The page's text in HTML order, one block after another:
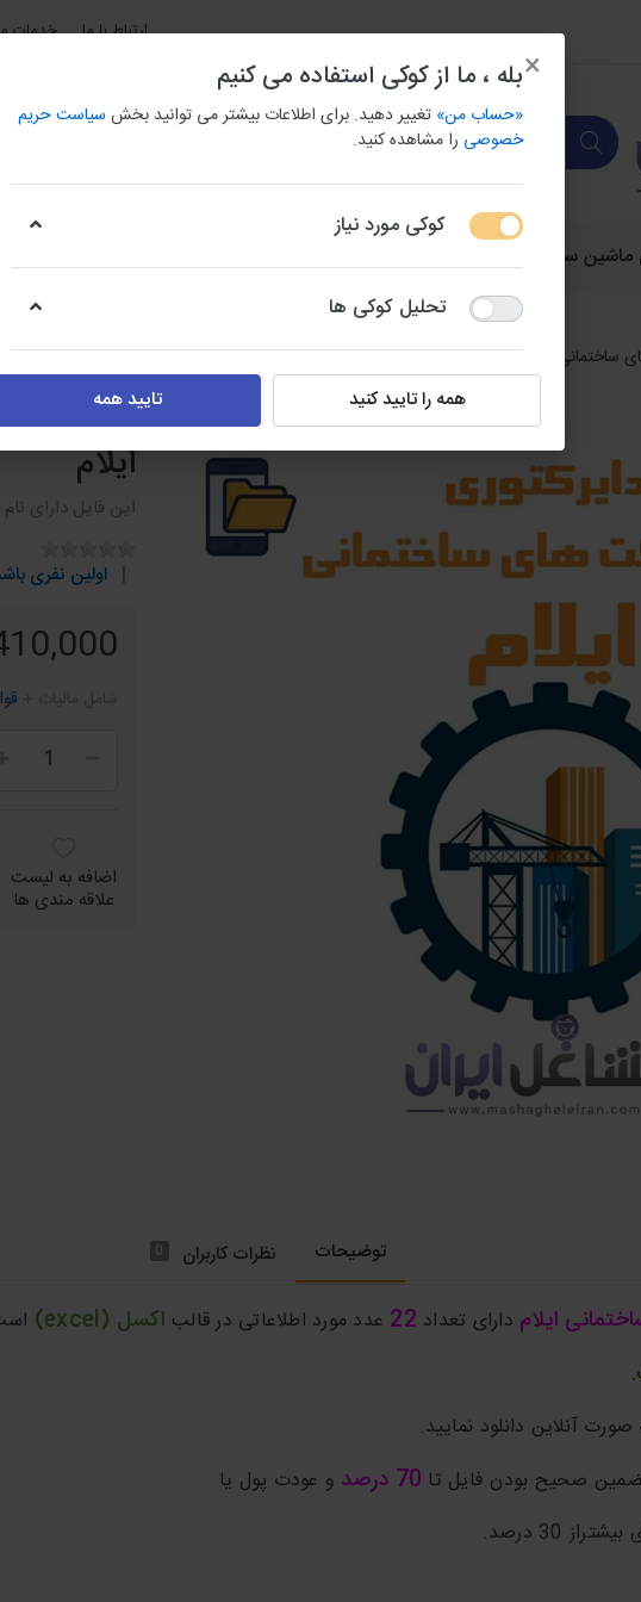
ارتباط با ما خدمات
ماشین سنگین و باربری استان ها
ساختمانی دایرکتوری انجمن شرکت های ساختمانی دایرکتوری انجمن شرکت های
ایلام
این فایل دارای
اولین نفری
410,000
اضافه به لیست
علاقه مندی ها
توضیحات نظرات کاربران 0
ایلام دارای تعداد 22 عدد مورد اطلاعاتی در قالب اکسل (excel)
آنلاین دانلود نمایید.
صحیح بودن فایل تا 70 درصد
و عودت پول یا
30 درصد.
×بله ، ما از کوکی استفاده می کنیم
«حساب من» تغییر دهید. برای اطلاعات بیشتر می توانید بخش سیاست حریم
خصوصی را مشاهده کنید.
کوکی مورد نیاز
تحلیل کوکی ها
همه را تایید کنید تایید همه